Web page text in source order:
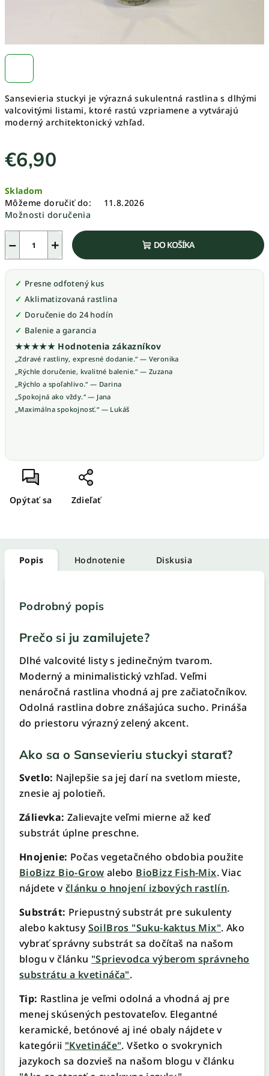
Sansevieria stuckyi je výrazná sukulentná rastlina s dlhými
valcovitými listami, ktoré rastú vzpriamene a vytvárajú
moderný architektonický vzhľad.
€6,90
cena:
Skladom
Môžeme doručiť do:
11.8.2026
Možnosti doručenia
+
− DO KOŠÍKA
Presne odfotený kus
Aklimatizovaná rastlina
Doručenie do 24 hodín
Balenie a garancia
★★★★★ Hodnotenia zákazníkov
„Zdravé rastliny, expresné dodanie.“ — Veronika
„Rýchle doručenie, kvalitné balenie.“ — Zuzana
„Rýchlo a spoľahlivo.“ — Darina
„Spokojná ako vždy.“ — Jana
„Maximálna spokojnosť.“ — Lukáš
Opýtať sa Zdieľať
Popis Hodnotenie Diskusia
Podrobný popis
Prečo si ju zamilujete?
Dlhé valcovité listy s jedinečným tvarom.
Moderný a minimalistický vzhľad. Veľmi
nenáročná rastlina vhodná aj pre začiatočníkov.
Odolná rastlina dobre znášajúca sucho. Prináša
do priestoru výrazný zelený akcent.
Ako sa o Sansevieriu stuckyi starať?
Svetlo: Najlepšie sa jej darí na svetlom mieste,
znesie aj polotieň.
Zálievka: Zalievajte veľmi mierne až keď
substrát úplne preschne.
Hnojenie: Počas vegetačného obdobia použite
BioBizz Bio-Grow alebo BioBizz Fish-Mix. Viac
nájdete včlánku o hnojení izbových rastlín.
Substrát: Priepustný substrát pre sukulenty
alebo kaktusySoilBros "Suku-kaktus Mix". Ako
vybrať správny substrát sa dočítaš na našom
blogu v článku "Sprievodca výberom správneho
substrátu a kvetináča".
Tip: Rastlina je veľmi odolná a vhodná aj pre
menej skúsených pestovateľov. Elegantné
keramické, betónové aj iné obaly nájdete v
kategórii "Kvetináče". Všetko o svokrynich
jazykoch sa dozvieš na našom blogu v článku